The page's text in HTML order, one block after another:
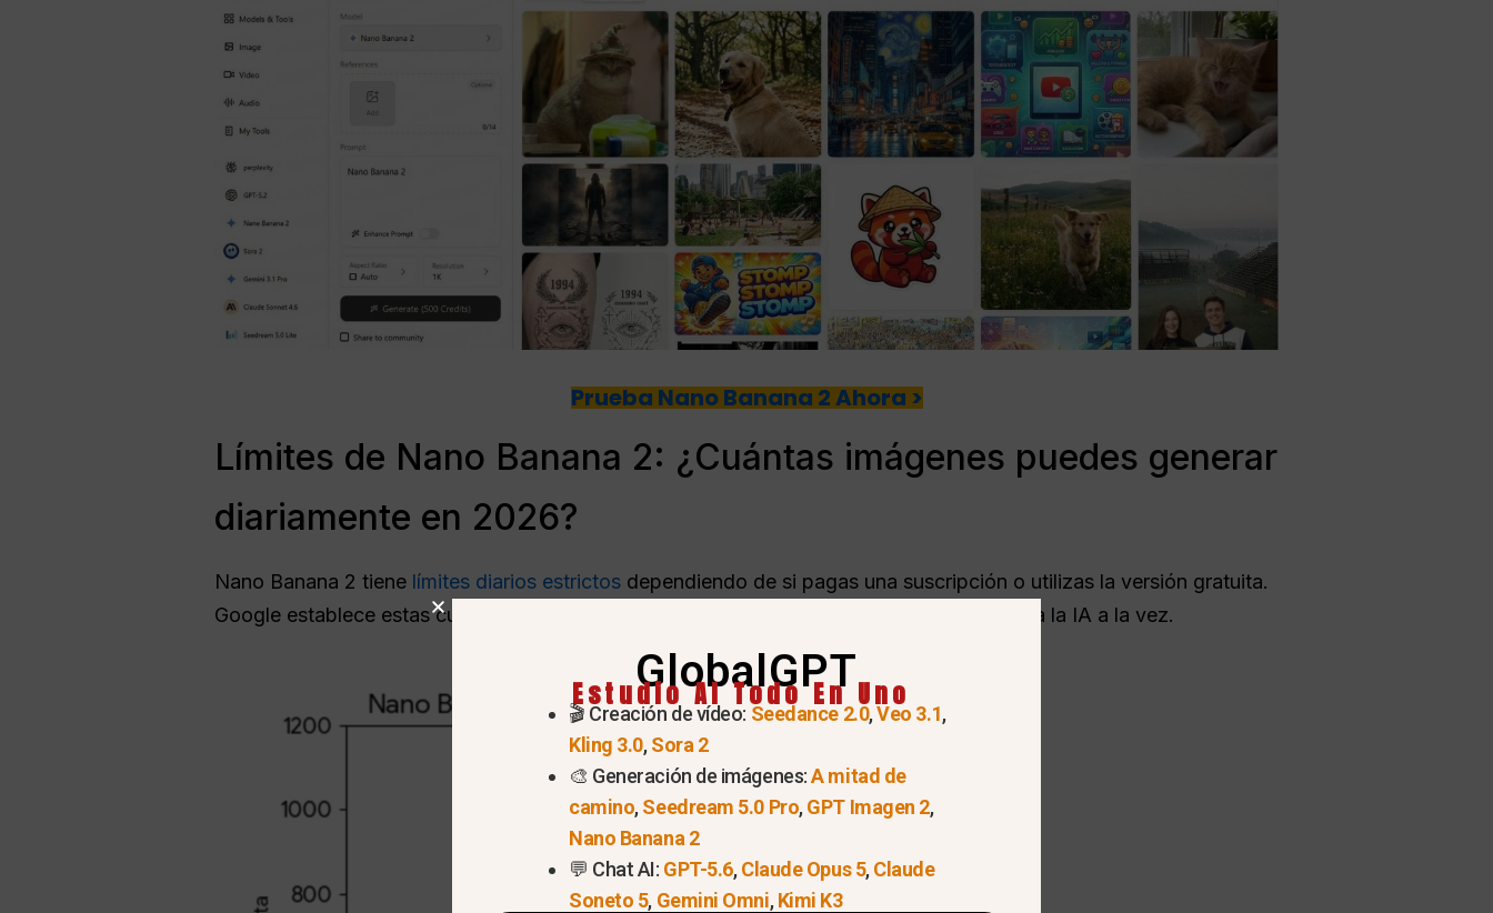
Prueba Nano Banana 2 Ahora >
Límites de Nano Banana 2: ¿Cuántas imágenes puedes generar
diariamente en 2026?
Nano Banana 2 tiene límites diarios estrictos dependiendo de si pagas una suscripción o utilizas la versión gratuita.
Google establece estas cuotas para gestionar cuánta energía y potencia informática utiliza la IA a la vez.
GlobalGPT
Estudio AI Todo En Uno
🎬 Creación de vídeo: Seedance 2.0,Veo 3.1,
Kling 3.0,Sora 2
🎨 Generación de imágenes:A mitad de
camino,Seedream 5.0 Pro,GPT Imagen 2,
Nano Banana 2
💬 Chat AI: GPT-5.6,Claude Opus 5,Claude
Soneto 5, Gemini Omni,Kimi K3